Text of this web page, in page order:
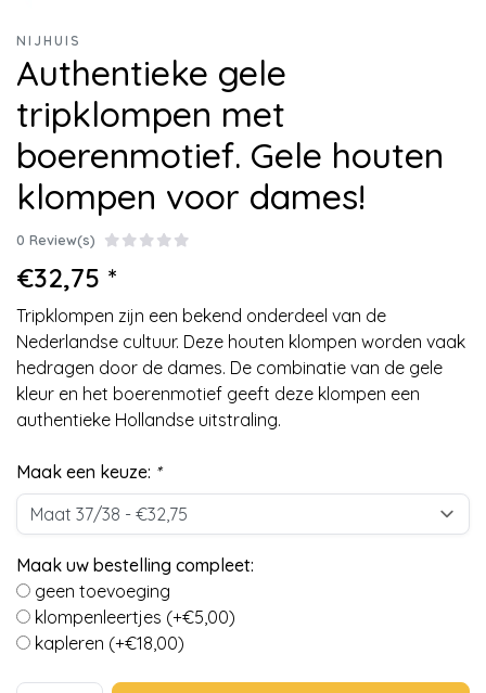
NIJHUIS
Authentieke gele
tripklompen met
boerenmotief. Gele houten
klompen voor dames!
0 Review(s)
€32,75 *
Tripklompen zijn een bekend onderdeel van de
Nederlandse cultuur. Deze houten klompen worden vaak
hedragen door de dames. De combinatie van de gele
kleur en het boerenmotief geeft deze klompen een
authentieke Hollandse uitstraling.
Maak een keuze: *
Maak uw bestelling compleet:
geen toevoeging
klompenleertjes (+€5,00)
kapleren (+€18,00)